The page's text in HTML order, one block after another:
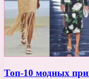
Топ-10 модных